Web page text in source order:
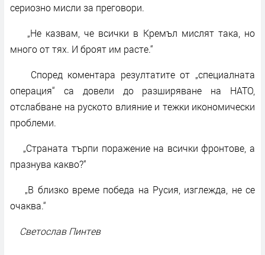
сериозно мисли за преговори.
„Не казвам, че всички в Кремъл мислят така, но
много от тях. И броят им расте.“
Според коментара резултатите от „специалната
операция“ са довели до разширяване на НАТО,
отслабване на руското влияние и тежки икономически
проблеми.
„Страната търпи поражение на всички фронтове, а
празнува какво?“
„В близко време победа на Русия, изглежда, не се
очаква.“
Светослав Пинтев